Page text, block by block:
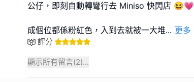
公仔，即刻自動轉彎行去 Miniso 快閃店 😆💗
成個位都係粉紅色，入到去就被一大堆... 更多
評分
顯示所有留言(2)...